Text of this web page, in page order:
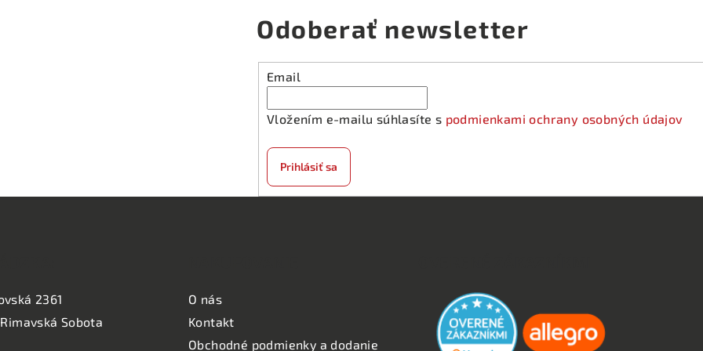
Odoberať newsletter
Email
Vložením e-mailu súhlasíte s podmienkami ochrany osobných údajov
Prihlásiť sa
2361
Sobota
O nás
Kontakt
Obchodné podmienky a dodanie